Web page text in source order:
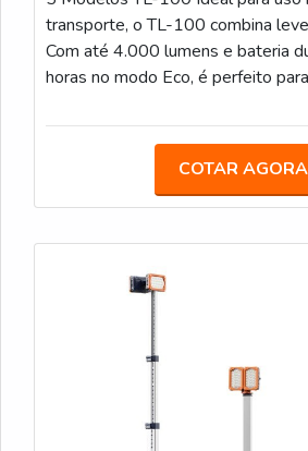
transporte, o TL-100 combina
Com até 4.000 lumens e bateria
horas no modo Eco, é perfeito
de até 12.000 lumens e tempo
ajusta a várias alturas (de 1 a 2,3
segundos, ideal para áreas de
iluminação uniforme. Com até
duração de bateria de até 44
visibilidade sem pontos cegos.
até 14.000 lumens e até 70 horas
Eco, o TL-300 é robusto e
de altura, ideal para grandes
de longa duração. TL-400 Com
COTAR AGORA